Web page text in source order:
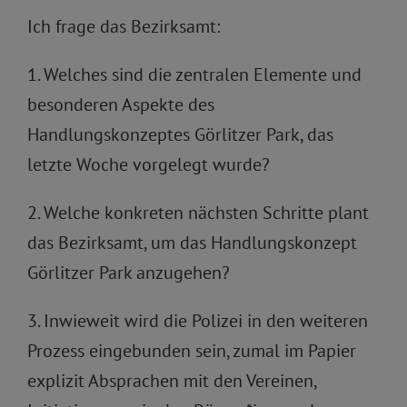
Ich frage das Bezirksamt:
1. Welches sind die zentralen Elemente und
besonderen Aspekte des
Handlungskonzeptes Görlitzer Park, das
letzte Woche vorgelegt wurde?
2. Welche konkreten nächsten Schritte plant
das Bezirksamt, um das Handlungskonzept
Görlitzer Park anzugehen?
3. Inwieweit wird die Polizei in den weiteren
Prozess eingebunden sein, zumal im Papier
explizit Absprachen mit den Vereinen,